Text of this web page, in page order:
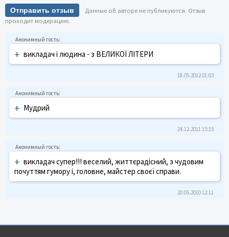
Отправить отзыв
Данные об авторе не публикуются. Отзыв
проходит модерацию.
+ викладач і людина - з ВЕЛИКОЇ ЛІТЕРИ
18.05.2012 01:03
+ Мудрий
24.12.2011 15:15
+ викладач супер!!! веселий, життєрадісний, з чудовим
почуттям гумору і, головне, майстер своєї справи.
20.05.2010 12:11